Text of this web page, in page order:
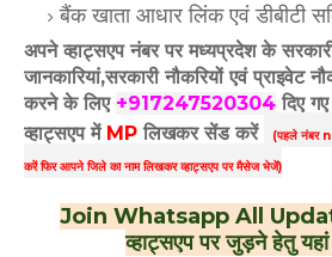
बैंक खाता आधार लिंक एवं डीबीटी
अपने व्हाट्सएप नंबर पर मध्यप्रदेश के सरकारी
जानकारियां,सरकारी नौकरियों एवं प्राइवेट
करने के लिए +917247520304 दिए
व्हाट्सएप में MP लिखकर सेंड करें
(पहले नंबर
करें फिर आपनेजिले का नाम लिखकर व्हाट्सएप पर मैसेज भेजें)
Join Whatsapp All
व्हाट्सएप पर जुड़ने हेतु